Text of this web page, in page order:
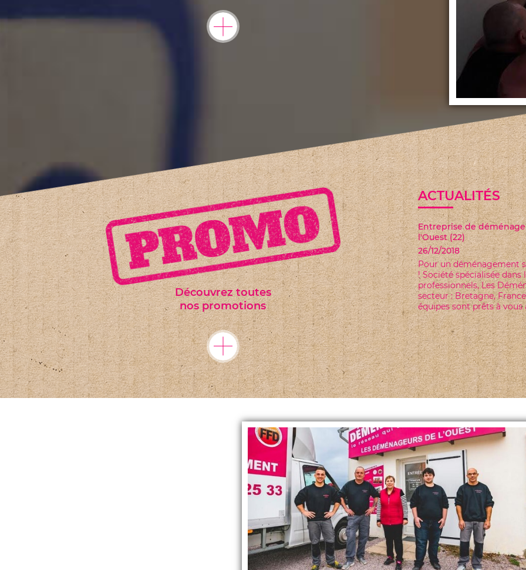
Découvrez toutes
nos promotions
ACTUALITÉS
PROMOTION SUR LE
08/01/2019
Pour rappel nous vous
TTC de matériel acheté et